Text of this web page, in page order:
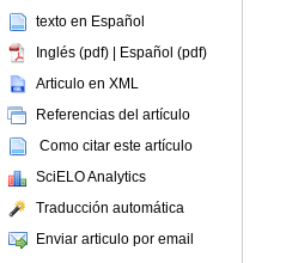
texto en Español
Inglés (pdf) | Español (pdf)
Articulo en XML
Referencias del artículo
Como citar este artículo
SciELO Analytics
Traducción automática
Enviar articulo por email